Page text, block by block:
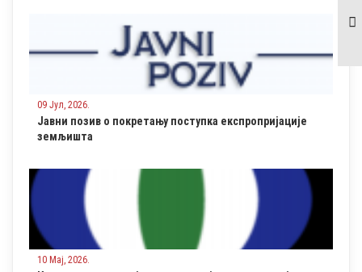
09 Јул, 2026.
Јавни позив о покретању поступка експропријације
земљишта
10 Мај, 2026.